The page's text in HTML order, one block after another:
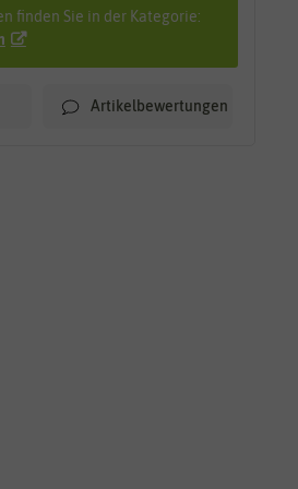
finden Sie in der Kategorie:
Artikelbewertungen